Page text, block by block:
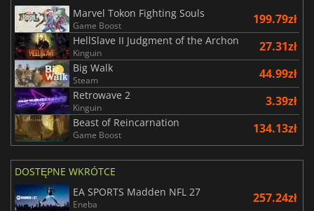
Marvel Tokon Fighting Souls
Game Boost 199.79zł
HellSlave II Judgment of the Archon
Kinguin 27.31zł
Big Walk
Steam 44.99zł
Retrowave 2
Kinguin 3.39zł
Beast of Reincarnation
Game Boost 134.13zł
DOSTĘPNE WKRÓTCE
EA SPORTS Madden NFL 27
Eneba 257.24zł